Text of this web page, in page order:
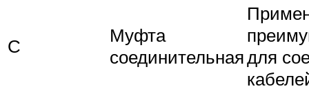
С
Муфта
соединительнаядля